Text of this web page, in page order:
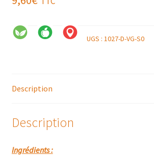
UGS : 1027-D-VG-S0
Description
Description
Ingrédients :